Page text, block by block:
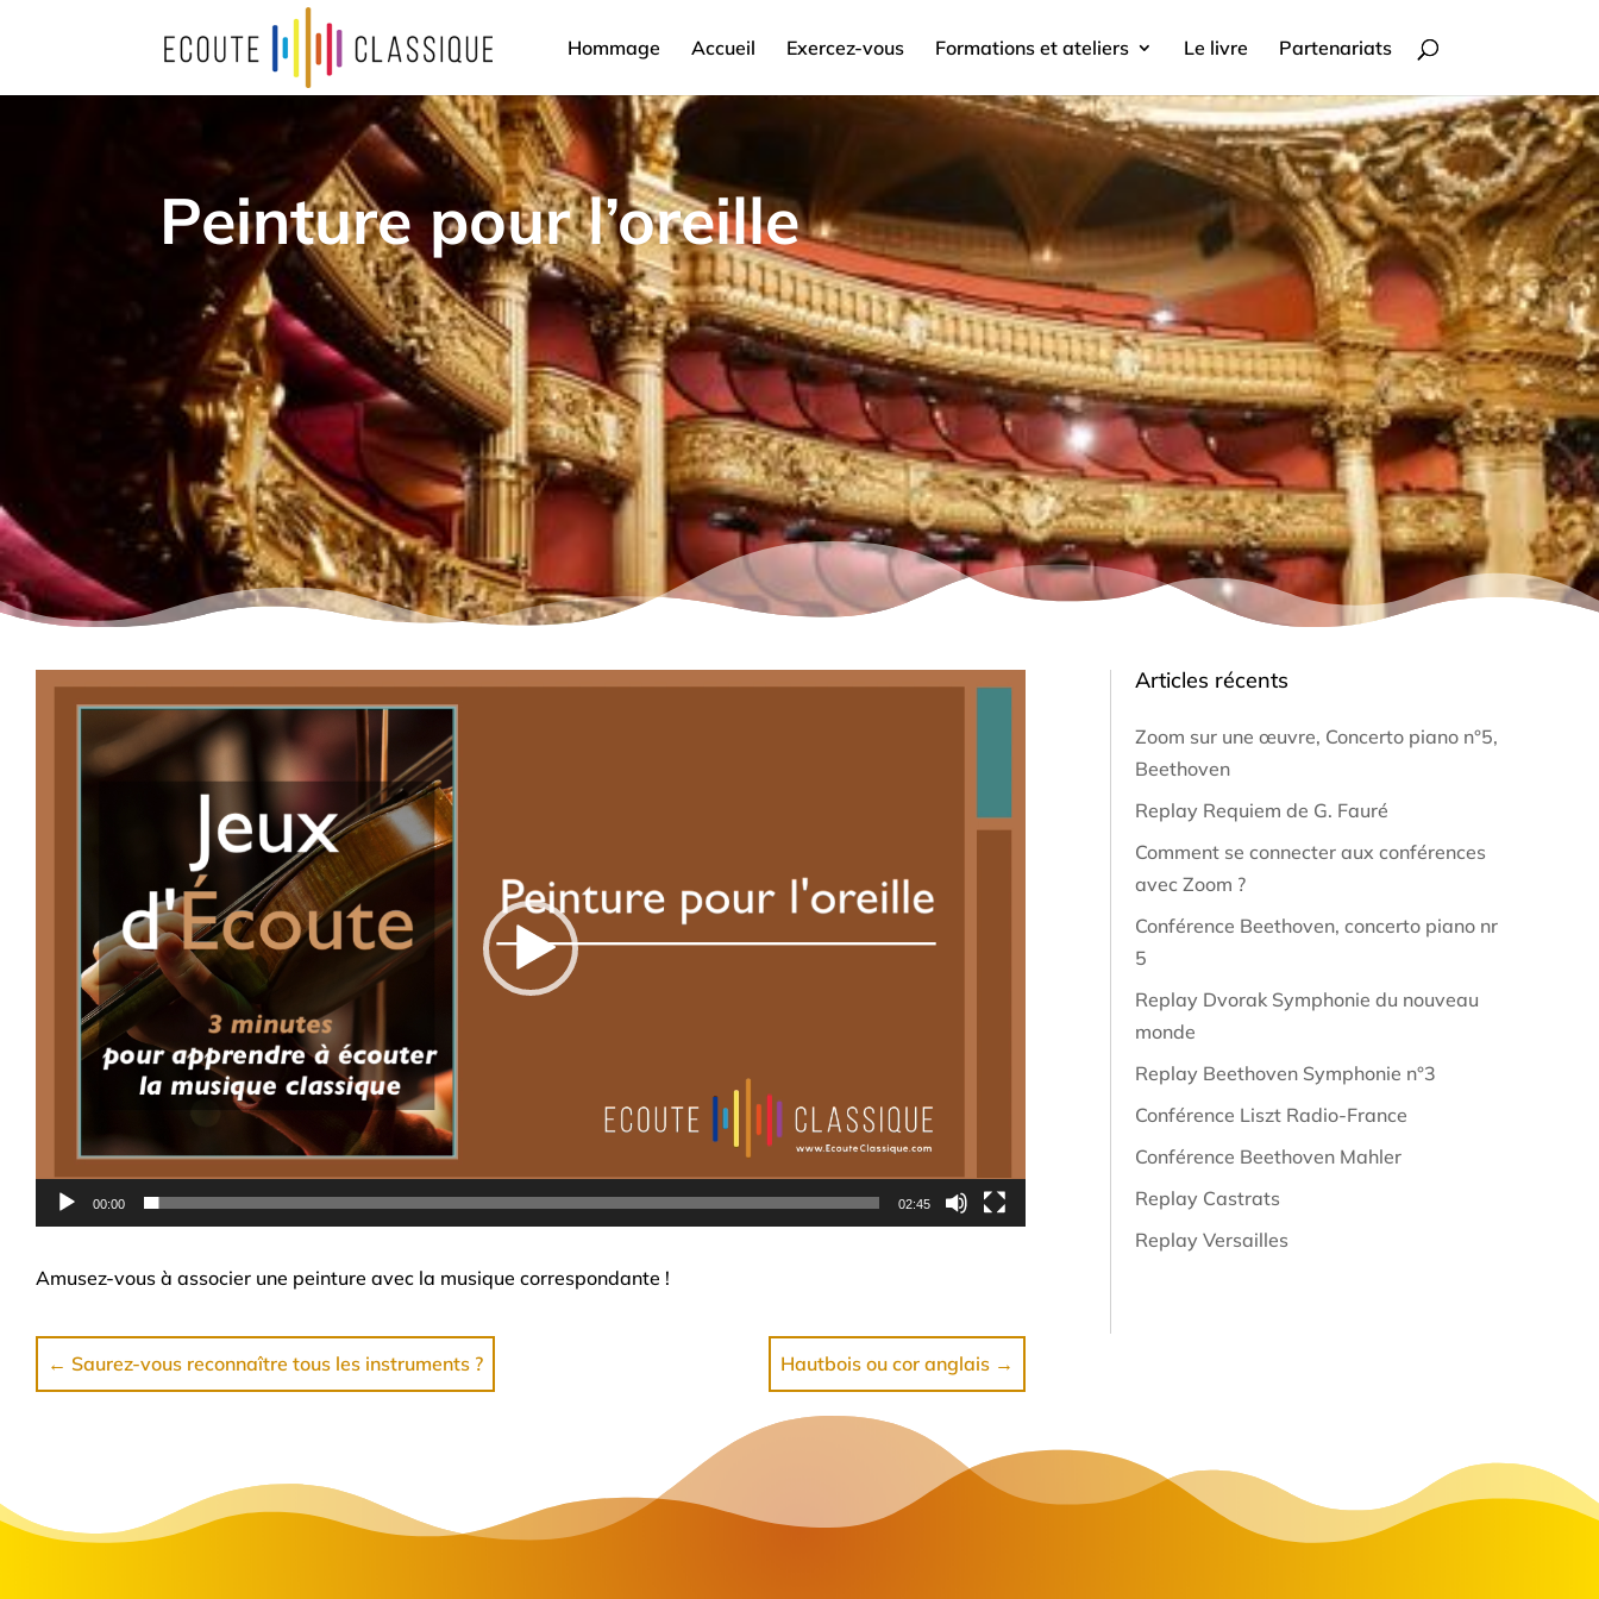
Hommage Accueil Exercez-vous Formations et ateliers Le livre Partenariats
Peinture pour l’oreille
Lecteur
vidéo
00:00 02:45
Amusez-vous à associer une peinture avec la musique correspondante !
← Saurez-vous reconnaître tous les instruments ? Hautbois ou cor anglais →
Articles récents
Zoom sur une œuvre, Concerto piano n°5,
Beethoven
Replay Requiem de G. Fauré
Comment se connecter aux conférences
avec Zoom ?
Conférence Beethoven, concerto piano nr
5
Replay Dvorak Symphonie du nouveau
monde
Replay Beethoven Symphonie n°3
Conférence Liszt Radio-France
Conférence Beethoven Mahler
Replay Castrats
Replay Versailles